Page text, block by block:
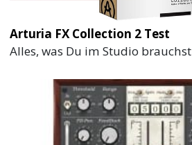
Arturia FX Collection 2 Test
Alles, was Du im Studio brauchst